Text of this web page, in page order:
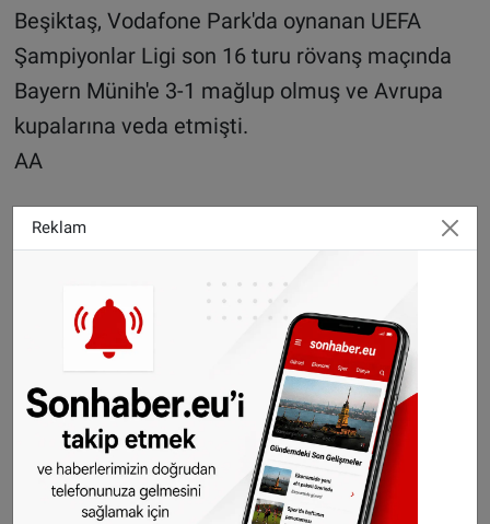
Beşiktaş, Vodafone Park'da oynanan UEFA
Şampiyonlar Ligi son 16 turu rövanş maçında
Bayern Münih'e 3-1 mağlup olmuş ve Avrupa
kupalarına veda etmişti.
AA
Reklam